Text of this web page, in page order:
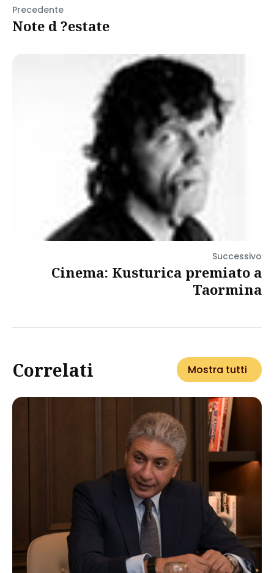
Precedente
Note d ?estate
Successivo
Cinema: Kusturica premiato a
Taormina
Correlati Mostra tutti